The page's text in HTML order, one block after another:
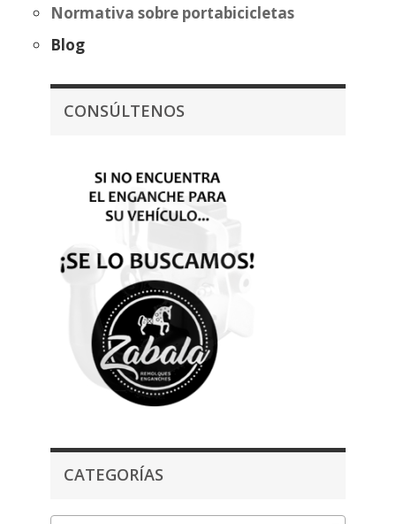
Normativa sobre portabicicletas
Blog
CONSÚLTENOS
CATEGORÍAS